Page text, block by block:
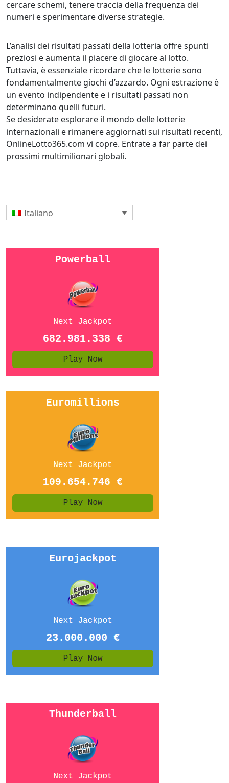
cercare schemi, tenere traccia della frequenza dei
numeri e sperimentare diverse strategie.
L’analisi dei risultati passati della lotteria offre spunti
preziosi e aumenta il piacere di giocare al lotto.
Tuttavia, è essenziale ricordare che le lotterie sono
fondamentalmente giochi d’azzardo. Ogni estrazione è
un evento indipendente e i risultati passati non
determinano quelli futuri.
Se desiderate esplorare il mondo delle lotterie
internazionali e rimanere aggiornati sui risultati recenti,
OnlineLotto365.com vi copre. Entrate a far parte dei
prossimi multimilionari globali.
Italiano